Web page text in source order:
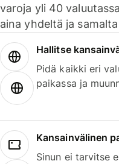
varoja yli 40
aina yhdeltä ja
Hallitse
Pidä kaikki eri
paikassa ja
Kansainvälinen
Sinun ei tarvitse